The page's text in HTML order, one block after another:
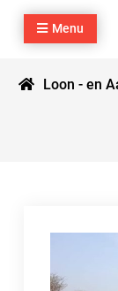
Loon – en
Kraan- en
Menu
Loon - en